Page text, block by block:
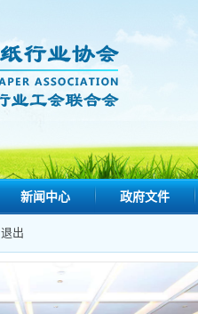
新闻中心 政府文件
退出